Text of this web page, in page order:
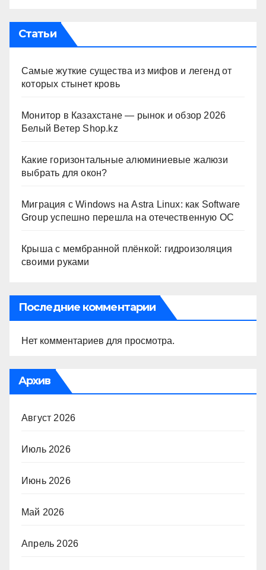
Статьи
Самые жуткие существа из мифов и легенд от
которых стынет кровь
Монитор в Казахстане — рынок и обзор 2026
Белый Ветер Shop.kz
Какие горизонтальные алюминиевые жалюзи
выбрать для окон?
Миграция с Windows на Astra Linux: как Software
Group успешно перешла на отечественную ОС
Крыша с мембранной плёнкой: гидроизоляция
своими руками
Последние комментарии
Нет комментариев для просмотра.
Архив
Август 2026
Июль 2026
Июнь 2026
Май 2026
Апрель 2026